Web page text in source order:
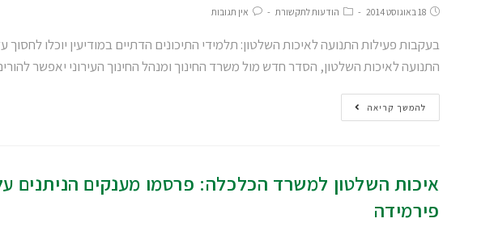
18 באוגוסט 2014 הודעות לתקשורת אין תגובות
התנועה לאיכות השלטון, הסדר חדש מול משרד החינוך ומנהל החינוך העירוני יאפשר
להמשך קריאה
איכות השלטון למשרד הכלכלה: פרסמו מענקים הניתנים
פירמידה